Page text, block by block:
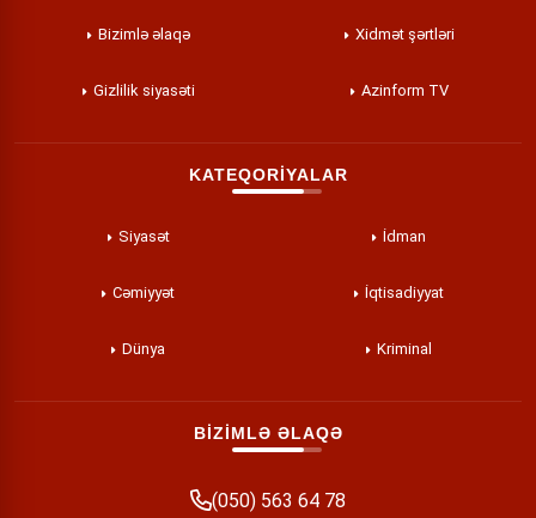
Bizimlə əlaqə Xidmət şərtləri
Gizlilik siyasəti Azinform TV
KATEQORİYALAR
Siyasət İdman
Cəmiyyət İqtisadiyyat
Dünya Kriminal
BİZİMLƏ ƏLAQƏ
(050) 563 64 78